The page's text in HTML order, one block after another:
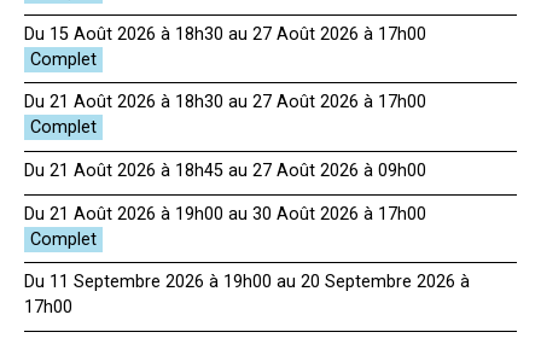
Du 15 Août 2026 à 18h30 au 27 Août 2026 à 17h00
Du 21 Août 2026 à 18h30 au 27 Août 2026 à 17h00
Du 21 Août 2026 à 18h45 au 27 Août 2026 à 09h00
Du 21 Août 2026 à 19h00 au 30 Août 2026 à 17h00
Du 11 Septembre 2026 à 19h00 au 20 Septembre 2026 à
17h00